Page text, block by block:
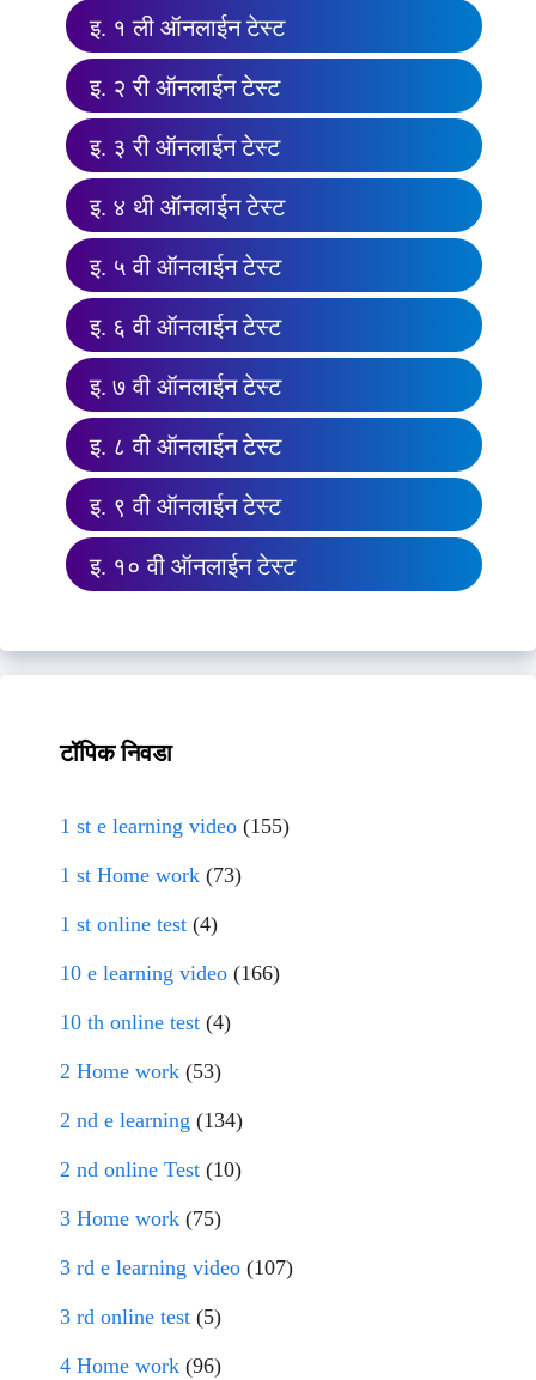
इ. १ ली ऑनलाईन टेस्ट
इ. २ री ऑनलाईन टेस्ट
इ. ३ री ऑनलाईन टेस्ट
इ. ४ थी ऑनलाईन टेस्ट
इ. ५ वी ऑनलाईन टेस्ट
इ. ६ वी ऑनलाईन टेस्ट
इ. ७ वी ऑनलाईन टेस्ट
इ. ८ वी ऑनलाईन टेस्ट
इ. ९ वी ऑनलाईन टेस्ट
इ. १० वी ऑनलाईन टेस्ट
टॉपिक निवडा
1 st e learning video (155)
1 st Home work (73)
1 st online test (4)
10 e learning video (166)
10 th online test (4)
2 Home work (53)
2 nd e learning (134)
2 nd online Test (10)
3 Home work (75)
3 rd e learning video (107)
3 rd online test (5)
4 Home work (96)